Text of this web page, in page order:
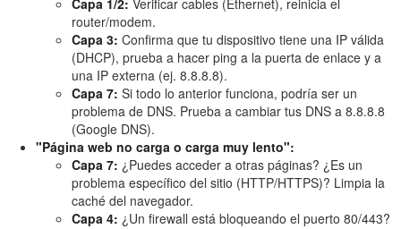
Capa 1/2: Verificar cables (Ethernet), reinicia el
router/modem.
Capa 3: Confirma que tu dispositivo tiene una IP válida
(DHCP), prueba a hacer ping a la puerta de enlace y a
una IP externa (ej. 8.8.8.8).
Capa 7: Si todo lo anterior funciona, podría ser un
problema de DNS. Prueba a cambiar tus DNS a 8.8.8.8
(Google DNS).
"Página web no carga o carga muy lento":
Capa 7: ¿Puedes acceder a otras páginas? ¿Es un
problema específico del sitio (HTTP/HTTPS)? Limpia la
caché del navegador.
Capa 4: ¿Un firewall está bloqueando el puerto 80/443?